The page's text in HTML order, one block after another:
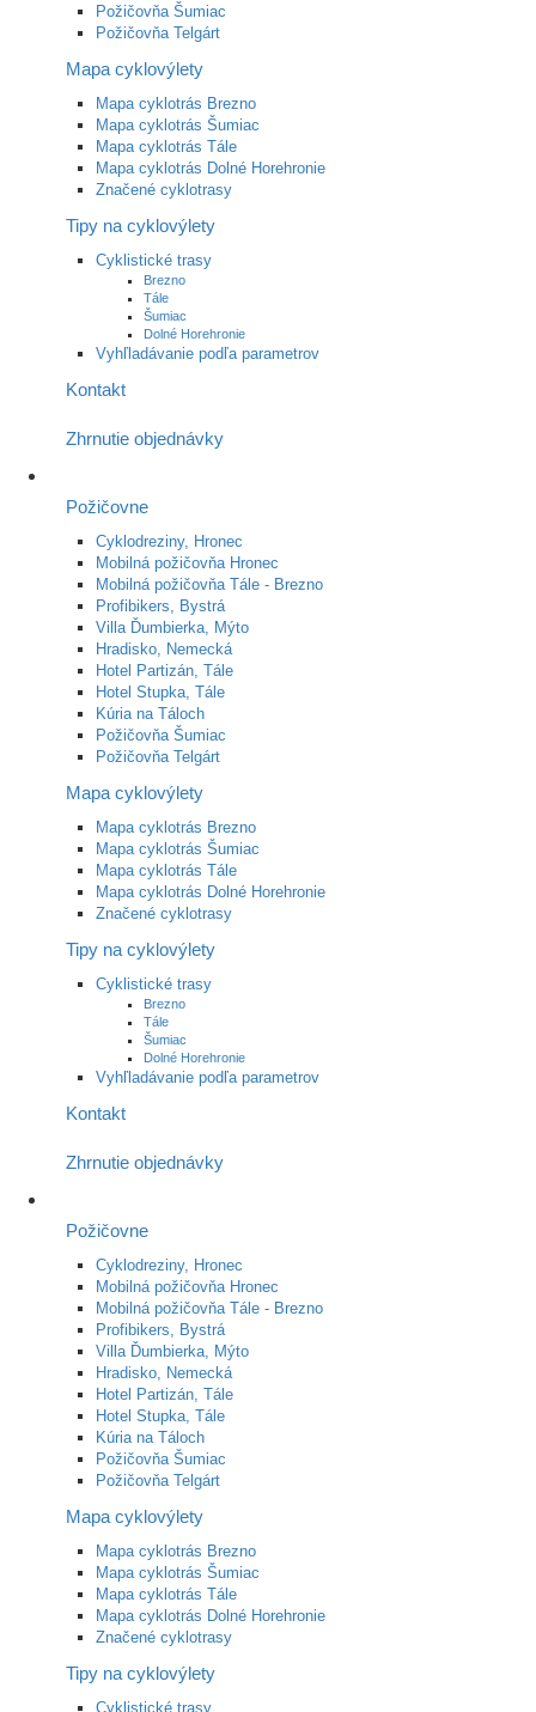
Požičovňa Šumiac
Požičovňa Telgárt
Mapa cyklovýlety
Mapa cyklotrás Brezno
Mapa cyklotrás Šumiac
Mapa cyklotrás Tále
Mapa cyklotrás Dolné Horehronie
Značené cyklotrasy
Tipy na cyklovýlety
Cyklistické trasy
Brezno
Tále
Šumiac
Dolné Horehronie
Vyhľladávanie podľa parametrov
Kontakt
Zhrnutie objednávky
Požičovne
Cyklodreziny, Hronec
Mobilná požičovňa Hronec
Mobilná požičovňa Tále - Brezno
Profibikers, Bystrá
Villa Ďumbierka, Mýto
Hradisko, Nemecká
Hotel Partizán, Tále
Hotel Stupka, Tále
Kúria na Táloch
Požičovňa Šumiac
Požičovňa Telgárt
Mapa cyklovýlety
Mapa cyklotrás Brezno
Mapa cyklotrás Šumiac
Mapa cyklotrás Tále
Mapa cyklotrás Dolné Horehronie
Značené cyklotrasy
Tipy na cyklovýlety
Cyklistické trasy
Brezno
Tále
Šumiac
Dolné Horehronie
Vyhľladávanie podľa parametrov
Kontakt
Zhrnutie objednávky
Požičovne
Cyklodreziny, Hronec
Mobilná požičovňa Hronec
Mobilná požičovňa Tále - Brezno
Profibikers, Bystrá
Villa Ďumbierka, Mýto
Hradisko, Nemecká
Hotel Partizán, Tále
Hotel Stupka, Tále
Kúria na Táloch
Požičovňa Šumiac
Požičovňa Telgárt
Mapa cyklovýlety
Mapa cyklotrás Brezno
Mapa cyklotrás Šumiac
Mapa cyklotrás Tále
Mapa cyklotrás Dolné Horehronie
Značené cyklotrasy
Tipy na cyklovýlety
Cyklistické trasy